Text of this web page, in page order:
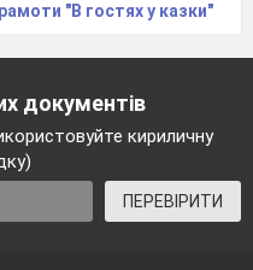
"В гостях у казки"
документів
кириличну
ПЕРЕВІРИТИ